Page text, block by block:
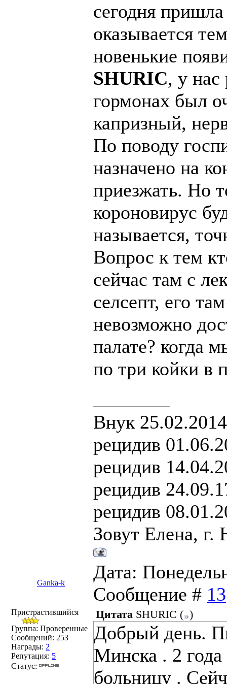
сегодня
оказывается
новенькие
SHURIC, у нас
гормонах был
капризный,
По поводу
назначено на
приезжать. Но
короновирус
называется,
Вопрос к тем
сейчас там с
селсепт, его
невозможно
палате? когда
по три койки в
Внук
рецидив
рецидив
рецидив
рецидив
Зовут Елена, г.
Ganka-k
Дата:
Сообщение # 13
Пристрастившийся
Группа: Проверенные
Сообщений: 253
Награды: 2
Репутация: 5
Статус:
Цитата SHURIC ( )
Добрый день.
Минска . 2 года
больницу .